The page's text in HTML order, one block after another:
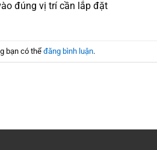
đúng vị trí cần lắp đặt
bạn có thể đăng bình luận.